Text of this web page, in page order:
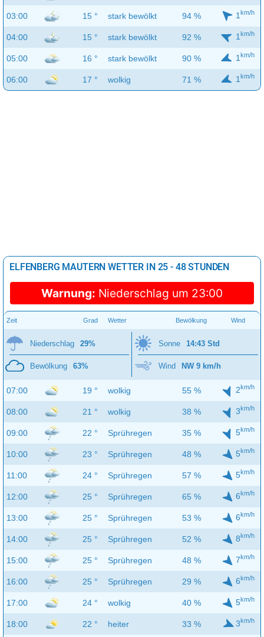
03:00 15 ° stark bewölkt 94 % 1 km/h
04:00 15 ° stark bewölkt 92 % 1 km/h
05:00 16 ° stark bewölkt 90 % 1 km/h
06:00 17 ° wolkig 71 % 1 km/h
ELFENBERG MAUTERN WETTER IN 25 - 48 STUNDEN
Warnung: Niederschlag um 23:00
Zeit Grad Wetter Bewölkung Wind
Niederschlag 29%
Bewölkung 63%
Sonne 14:43 Std
Wind NW 9 km/h
07:00 19 ° wolkig 55 % 2km/h
08:00 21 ° wolkig 38 % 3km/h
09:00 22 ° Sprühregen 35 % 5km/h
10:00 23 ° Sprühregen 48 % 5km/h
11:00 24 ° Sprühregen 57 % 5km/h
12:00 25 ° Sprühregen 65 % 6km/h
13:00 25 ° Sprühregen 53 % 6km/h
14:00 25 ° Sprühregen 52 % 8km/h
15:00 25 ° Sprühregen 48 % 7km/h
16:00 25 ° Sprühregen 29 % 6km/h
17:00 24 ° wolkig 40 % 5km/h
18:00 22 ° heiter 33 % 3km/h